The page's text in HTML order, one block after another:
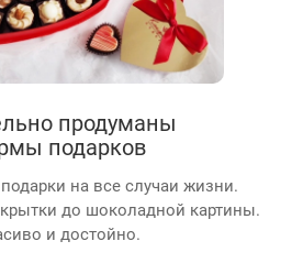
продуманы
подарков
на все случаи жизни.
до шоколадной картины.
и достойно.